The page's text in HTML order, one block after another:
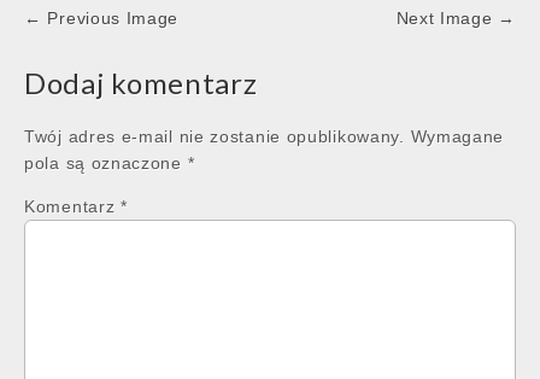
Post
← Previous Image Next Image →
Dodaj komentarz
Twój adres e-mail nie zostanie opublikowany.
Wymagane
pola są oznaczone *
Komentarz *